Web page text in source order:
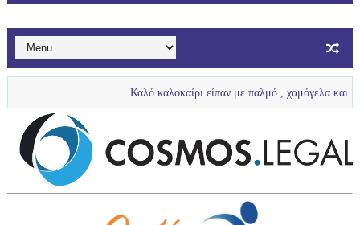
Καλό καλοκαίρι είπαν με παλμό , χαμόγελα και πολύ νερό τα